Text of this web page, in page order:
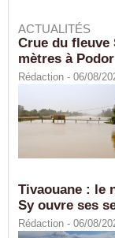
ACTUALITÉS
Crue du fleuve
mètres à Podor
Rédaction - 06/08/
Tivaouane : le
Sy ouvre ses
Rédaction - 06/08/